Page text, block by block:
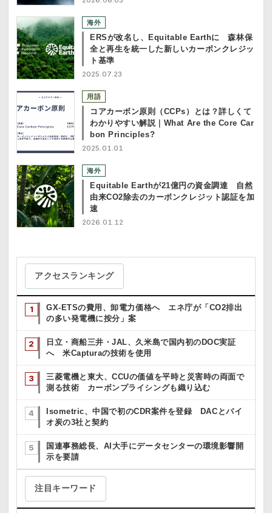
海外
ERSが改名し、Equitable Earthに 森林保
全と再生を統一した新しいカーボンクレジッ
ト基準
2025.07.23
用語
コアカーボン原則（CCPs）とは？詳しくて
わかりやすい解説｜What Are the Core Car
bon Principles?
2025.01.01
海外
Equitable Earthが21億円の資金調達 自然
由来CO2除去のカーボンクレジット認証を加
速
2026.01.12
アクセスランキング
GX-ETSの費用、卸電力価格へ エネ庁が「CO2排出
の多い発電機に按分」案
日立・商船三井・JAL、久米島で国内初のDOC実証
へ 米Capturaの技術を使用
三菱電機と東大、CCUの価値を平時と災害時の両面で
測る技術 カーボンプライシングも織り込む
Isometric、中国で初のCDR案件を登録 DACとバイ
オ炭の3社と契約
国連事務総長、AI大手にデータセンターの環境影響開
示を要請
注目キーワード